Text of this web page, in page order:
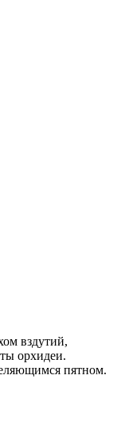
вздутий,
орхидеи.
пятном.